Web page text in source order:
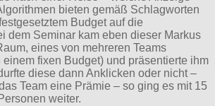
bieten gemäß Schlagworten
Budget auf die
dem Seminar kam eben dieser Markus
eines von mehreren Teams
fixen Budget) und präsentierte ihm
diese dann Anklicken oder nicht –
Team eine Prämie – so ging es mit 15
weiter.